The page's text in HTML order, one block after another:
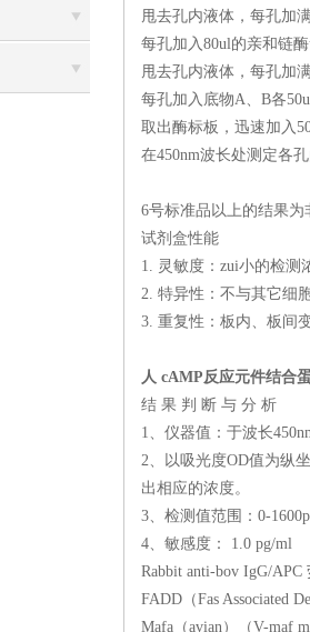
甩去孔内液体，每孔加
每孔加入80ul的亲和链
甩去孔内液体，每孔加
每孔加入底物A、B各
取出酶标板，迅速加入
在450nm波长处测定各
6号标准品以上的结果
试剂盒性能
1. 灵敏度：zui小的检测
2. 特异性：不与其它细
3. 重复性：板内、板间
人 cAMP反应元件结合
结 果 判 断 与 分 析
1、仪器值：于波长
2、以吸光度OD值为纵
出相应的浓度。
3、检测值范围：0-
4、敏感度： 1.0 pg/ml
Rabbit anti-bov IgG/
FADD（Fas Associated
Mafa（avian）（V-maf